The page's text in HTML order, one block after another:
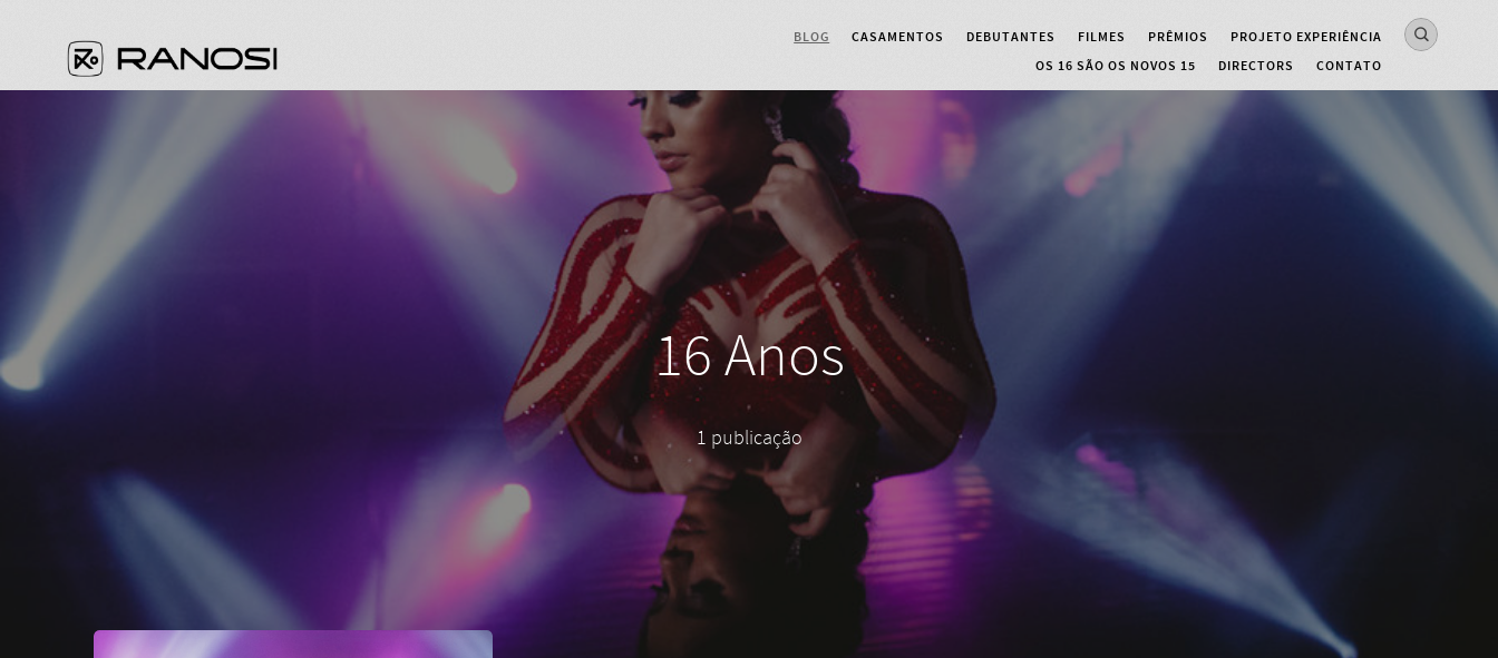
BLOG CASAMENTOS DEBUTANTES FILMES PRÊMIOS
PROJETO EXPERIÊNCIA
OS 16 SÃO OS NOVOS 15
DIRECTORS CONTATO
16 Anos
1 publicação